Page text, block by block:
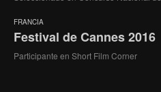
FRANCIA
Festival de Cannes 2016
Participante en Short Film Corner